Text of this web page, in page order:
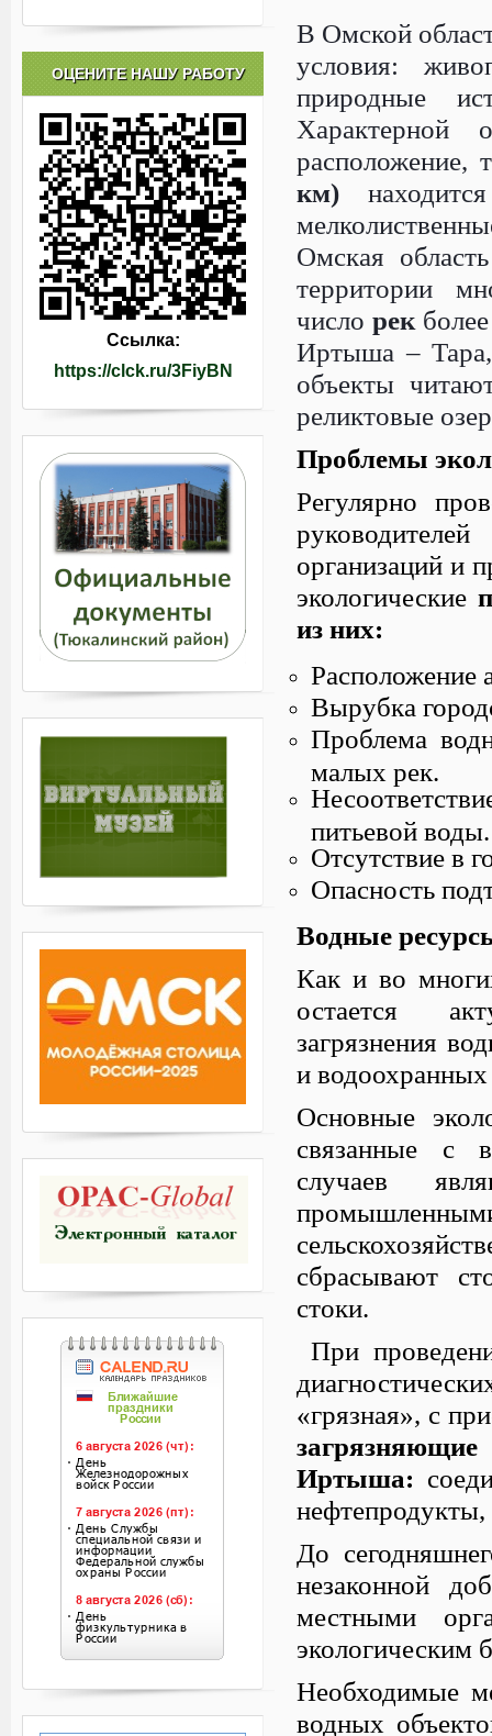
В Омской
условия:
природные
Характерной
расположение,
км)
Омская
территории
число рек
Иртыша –
объекты
реликтовые
Проблемы
Регулярно
организаций и
экологические
из них:
Расположение
Вырубка
Проблема
малых рек.
питьевой воды.
Отсутствие в
Опасность
Водные
Как и во
остается
загрязнения
и водоохранных
Основные
связанные с
случаев
сбрасывают
стоки.
При
«грязная», с
Иртыша:
нефтепродукты,
До
незаконной
местными
экологическим
Необходимые
водных
ОЦЕНИТЕ НАШУ РАБОТУ
Ссылка:
https://clck.ru/3FiyBN